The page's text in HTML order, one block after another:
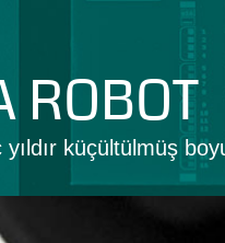
ROBOT
küçültülmüş